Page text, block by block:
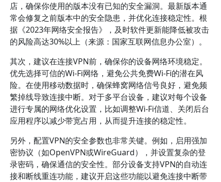
店，确保你使用的版本没有已知的安全漏洞。最新版本通
常会修复之前版本中的安全隐患，并优化连接稳定性。根
据《2023年网络安全报告》，及时软件更新能降低被攻击
的风险高达30%以上（来源：国家互联网信息办公室）。
其次，建议在连接VPN前，确保你的设备网络环境稳定。
优先选择可信的Wi-Fi网络，避免公共免费Wi-Fi的潜在风
险。在使用移动数据时，确保蜂窝网络信号良好，避免频
繁掉线导致连接中断。对于多平台设备，建议对每个设备
进行专属的网络优化设置，比如调整Wi-Fi信道、关闭后台
应用程序以减少带宽占用，从而提升连接的稳定性。
另外，配置VPN的安全参数也非常关键。例如，启用强加
密协议（如OpenVPN或WireGuard），并设置复杂的登
录密码，确保通信的安全性。部分设备支持VPN的自动连
接和断线重连功能，建议开启这些功能以避免连接中断带